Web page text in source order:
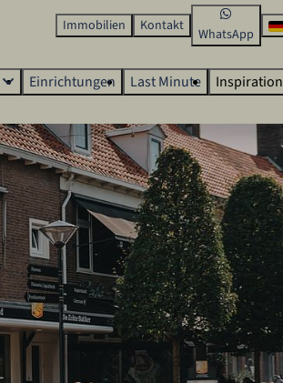
Immobilien Kontakt WhatsApp
Einrichtungen Last Minute Inspiration